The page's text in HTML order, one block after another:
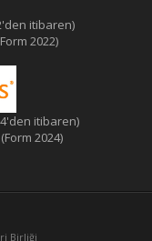
itibaren)
2022)
itibaren)
2024)
Birliği